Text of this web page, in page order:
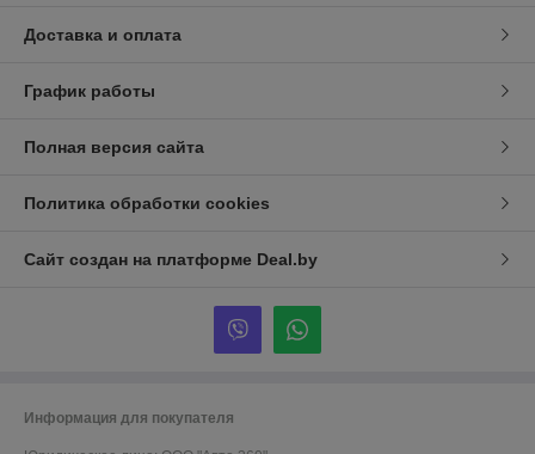
Доставка и оплата
График работы
Полная версия сайта
Политика обработки cookies
Сайт создан на платформе Deal.by
Информация для покупателя